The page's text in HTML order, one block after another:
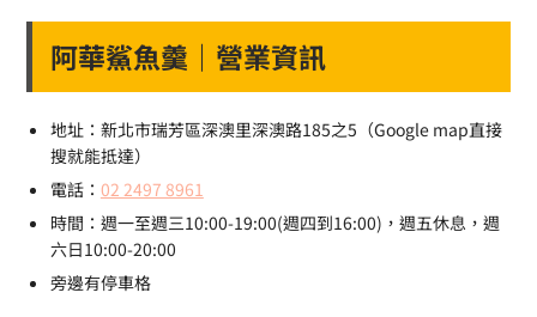
阿華鯊魚羹｜營業資訊
地址：新北市瑞芳區深澳里深澳路185之5（Google map直接
搜就能抵達）
電話： 02 2497 8961
時間：週一至週三10:00-19:00(週四到16:00)，週五休息，週
六日10:00-20:00
旁邊有停車格